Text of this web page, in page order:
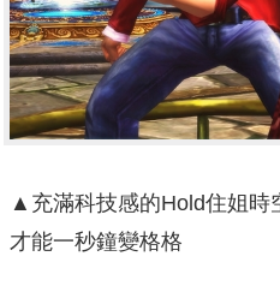
▲充滿科技感的Hold住姐時
才能一秒鐘變格格